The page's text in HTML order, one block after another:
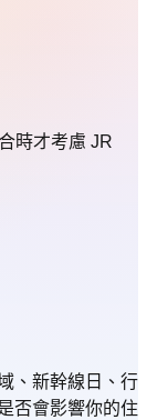
時才考慮 JR
、新幹線日、行
否會影響你的住